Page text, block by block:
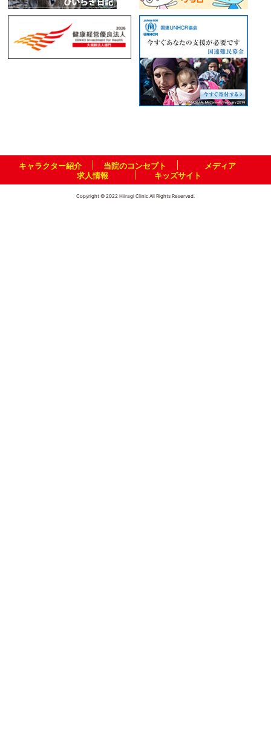
キャラクター紹介 当院のコンセプト
メディア
求人情報
キッズサイト
Copyright © 2022 Hiiragi Clinic All Rights Reserved.